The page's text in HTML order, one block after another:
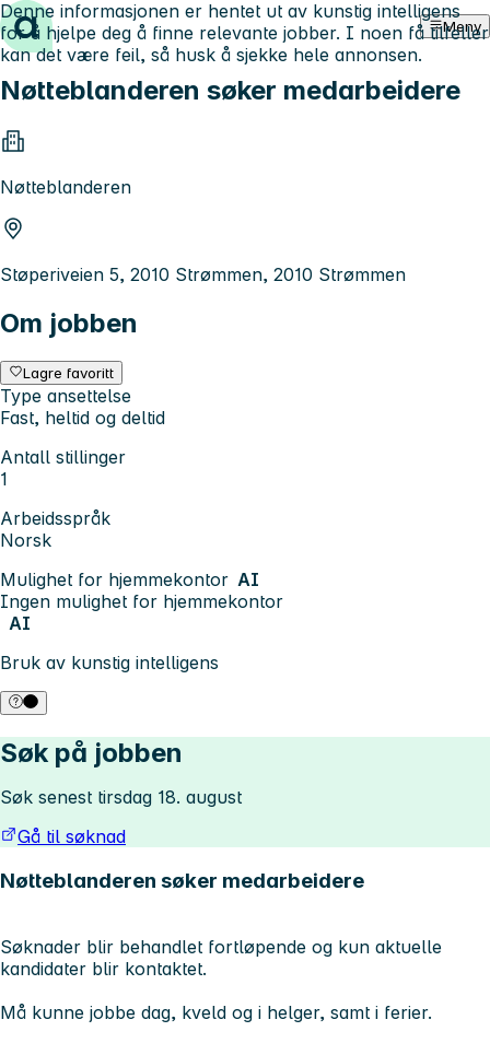
Hopp til innhold Meny
Nøtteblanderen søker medarbeidere
Nøtteblanderen
Støperiveien 5, 2010 Strømmen, 2010 Strømmen
Om jobben
Lagre favoritt
Type ansettelse
Fast, heltid og deltid
Antall stillinger
1
Arbeidsspråk
Norsk
Mulighet for hjemmekontor AI
Ingen mulighet for hjemmekontor
AI
Bruk av kunstig intelligens
Denne informasjonen er hentet ut av kunstig intelligens
for å hjelpe deg å finne relevante jobber. I noen få tilfeller
kan det være feil, så husk å sjekke hele annonsen.
Søk på jobben
Søk senest tirsdag 18. august
Gå til søknad
Nøtteblanderen søker medarbeidere
Søknader blir behandlet fortløpende og kun aktuelle
kandidater blir kontaktet.
Må kunne jobbe dag, kveld og i helger, samt i ferier.